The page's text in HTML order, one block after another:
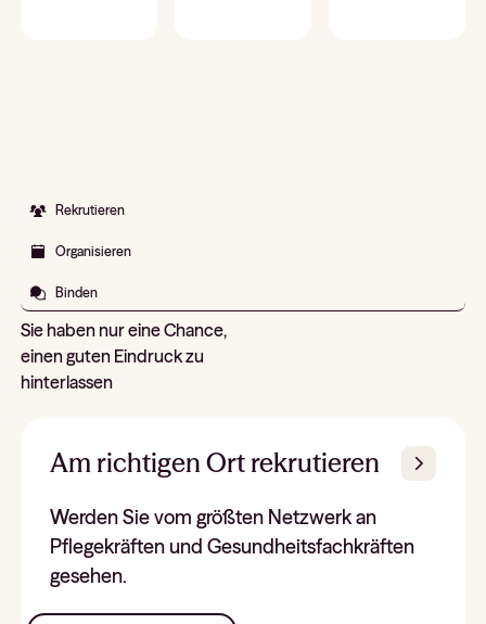
Rekrutieren
Organisieren
Binden
Sie haben nur eine Chance,
einen guten Eindruck zu
hinterlassen
Am richtigen Ort rekrutieren
Werden Sie vom größten Netzwerk an
Pflegekräften und Gesundheitsfachkräften
gesehen.